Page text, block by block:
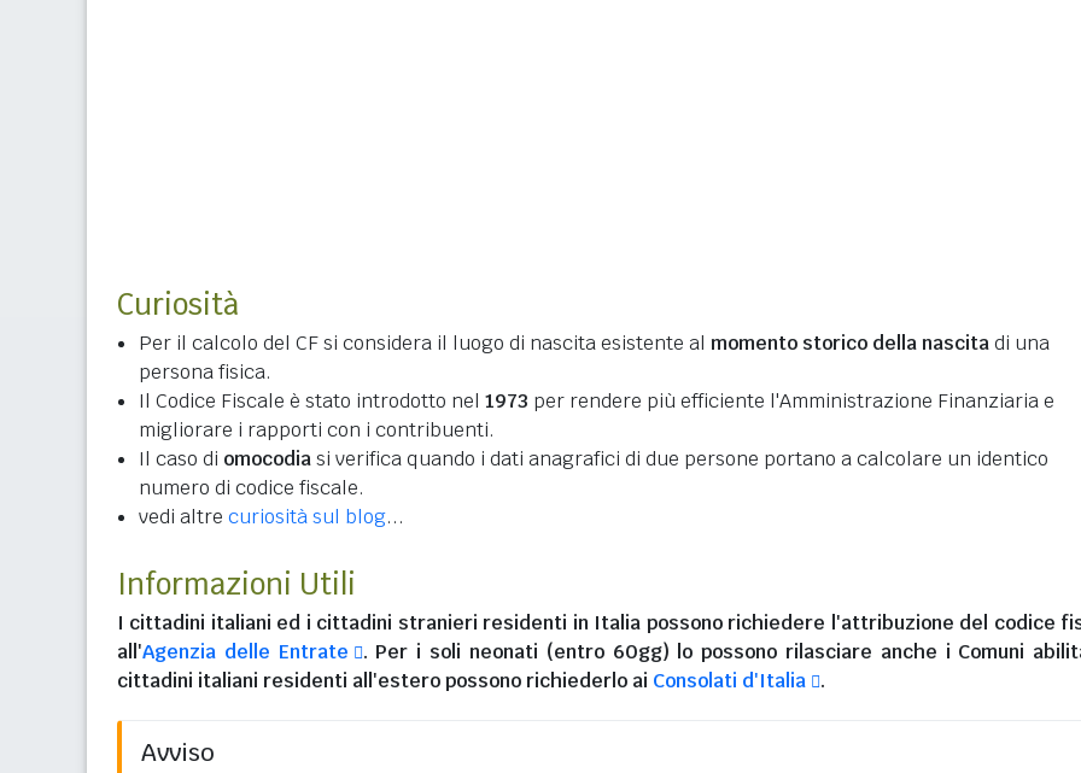
Curiosità
Per il calcolo del CF si considera il luogo di nascita esistente al momento storico della nascitadi una
persona fisica.
Il Codice Fiscale è stato introdotto nel 1973 per rendere più efficiente l'Amministrazione Finanziaria e
migliorare i rapporti con i contribuenti.
Il caso di omocodiasi verifica quando i dati anagrafici di due persone portano a calcolare un identico
numero di codice fiscale.
vedi altre curiosità sul blog...
Informazioni Utili
I cittadini italiani ed i cittadini stranieri residenti in Italia possono richiedere l'attribuzione del codice
all'Agenzia delle Entrate
. Per i soli neonati (entro 60gg) lo possono rilasciare anche i Comuni
cittadini italiani residenti all'esteropossono richiederlo ai Consolati d'Italia .
Avviso